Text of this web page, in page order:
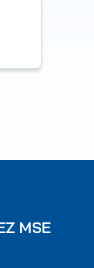
MSE